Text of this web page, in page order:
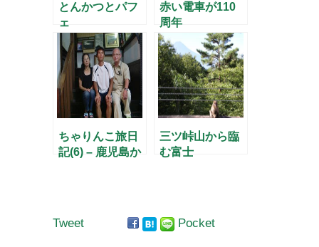
とんかつとパフ
ェ
赤い電車が110
周年
ちゃりんこ旅日
記(6) – 鹿児島か
三ツ峠山から臨
む富士
Tweet Pocket